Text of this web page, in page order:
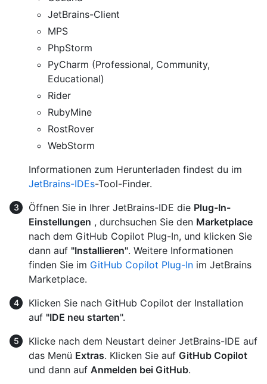
JetBrains-Client
MPS
PhpStorm
PyCharm (Professional, Community,
Educational)
Rider
RubyMine
RostRover
WebStorm
Informationen zum Herunterladen findest du im
JetBrains-IDEs-Tool-Finder.
Öffnen Sie in Ihrer JetBrains-IDE die Plug-In-
Einstellungen , durchsuchen Sie den Marketplace
nach dem GitHub Copilot Plug-In, und klicken Sie
dann auf "Installieren". Weitere Informationen
finden Sie im GitHub Copilot Plug-In im JetBrains
Marketplace.
Klicken Sie nach GitHub Copilot der Installation
auf "IDE neu starten".
Klicke nach dem Neustart deiner JetBrains-IDE auf
das Menü Extras. Klicken Sie auf GitHub Copilot
und dann auf Anmelden bei GitHub.